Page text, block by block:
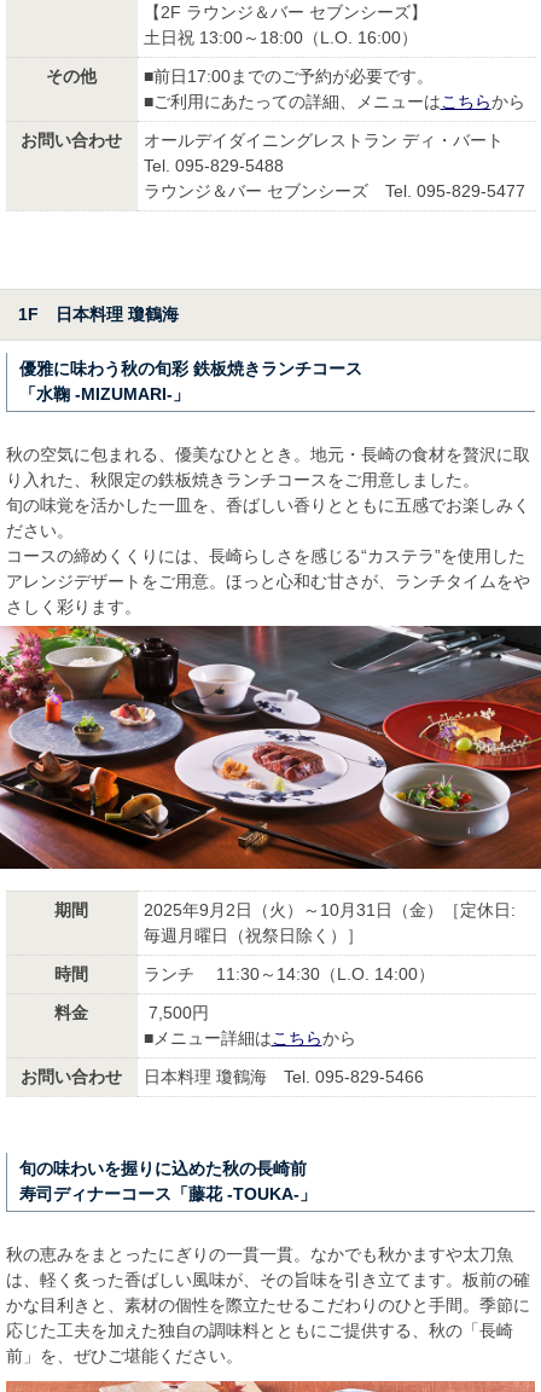
【2F ラウンジ＆バー セブンシーズ】
土日祝 13:00～18:00（L.O. 16:00）
その他
■前日17:00までのご予約が必要です。
■ご利用にあたっての詳細、メニューはこちらから
お問い合わせ
オールデイダイニングレストラン ディ・バート
Tel. 095-829-5488
ラウンジ＆バー セブンシーズ Tel. 095-829-5477
1F 日本料理 瓊鶴海
優雅に味わう秋の旬彩 鉄板焼きランチコース
「水鞠 -MIZUMARI-」
秋の空気に包まれる、優美なひととき。地元・長崎の食材を贅沢に取
り入れた、秋限定の鉄板焼きランチコースをご用意しました。
旬の味覚を活かした一皿を、香ばしい香りとともに五感でお楽しみく
ださい。
コースの締めくくりには、長崎らしさを感じる“カステラ”を使用した
アレンジデザートをご用意。ほっと心和む甘さが、ランチタイムをや
さしく彩ります。
期間
2025年9月2日（火）～10月31日（金）［定休日:
毎週月曜日（祝祭日除く）］
時間
ランチ 11:30～14:30（L.O. 14:00）
料金
7,500円
■メニュー詳細はこちらから
お問い合わせ
日本料理 瓊鶴海 Tel. 095-829-5466
旬の味わいを握りに込めた秋の長崎前
寿司ディナーコース「藤花 -TOUKA-」
秋の恵みをまとったにぎりの一貫一貫。なかでも秋かますや太刀魚
は、軽く炙った香ばしい風味が、その旨味を引き立てます。板前の確
かな目利きと、素材の個性を際立たせるこだわりのひと手間。季節に
応じた工夫を加えた独自の調味料とともにご提供する、秋の「長崎
前」を、ぜひご堪能ください。